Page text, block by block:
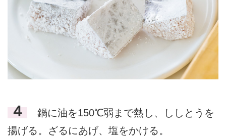
４
鍋に油を150℃弱まで熱し、ししとうを
揚げる。ざるにあげ、塩をかける。